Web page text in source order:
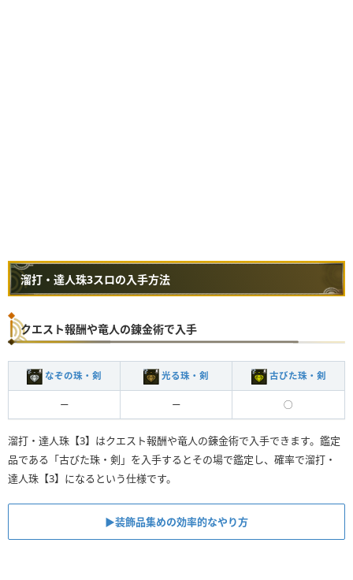
溜打・達人珠3スロの入手方法
クエスト報酬や竜人の錬金術で入手
なぞの珠・剣 光る珠・剣 古びた珠・剣
ー ー ◯
溜打・達人珠【3】はクエスト報酬や竜人の錬金術で入手できます。鑑定
品である「古びた珠・剣」を入手するとその場で鑑定し、確率で溜打・
達人珠【3】になるという仕様です。
▶︎装飾品集めの効率的なやり方